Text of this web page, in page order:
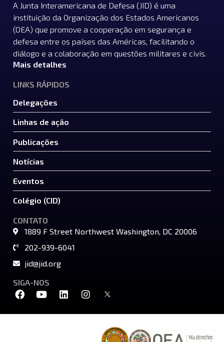
A Junta Interamericana de Defesa (JID) é uma
instituição da Organização dos Estados Americanos
(OEA) que promove a cooperação em segurança e
defesa entre os países das Américas, facilitando o
diálogo e a colaboração em questões militares e civis.
Mais detalhes
LINKS RÁPIDOS
Delegações
Linhas de ação
Publicações
Notícias
Eventos
Colégio (CID)
CONTATO
1889 F Street Northwest Washington, DC 20006
202-939-6041
jid@jid.org
SIGA-NOS